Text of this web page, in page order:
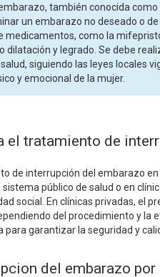
también conocida
un embarazo no deseado o
medicamentos, como la
dilatación y legrado. Se debe
siguiendo las leyes locales
y emocional de la mujer.
el tratamiento de
de interrupción del embarazo
público de salud o en
social. En clínicas privadas, el
del procedimiento y la
para garantizar la seguridad y
del embarazo